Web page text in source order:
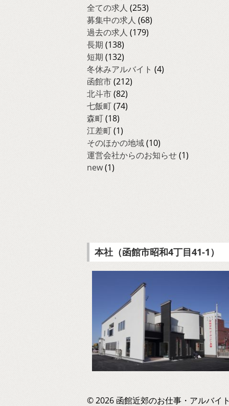
全ての求人 (253)
募集中の求人 (68)
過去の求人 (179)
長期 (138)
短期 (132)
冬休みアルバイト (4)
函館市(212)
北斗市(82)
七飯町(74)
森町(18)
江差町(1)
そのほかの地域(10)
運営会社からのお知らせ(1)
new(1)
本社（函館市昭和4丁目41-1）
© 2026 函館近郊のお仕事・アルバイ